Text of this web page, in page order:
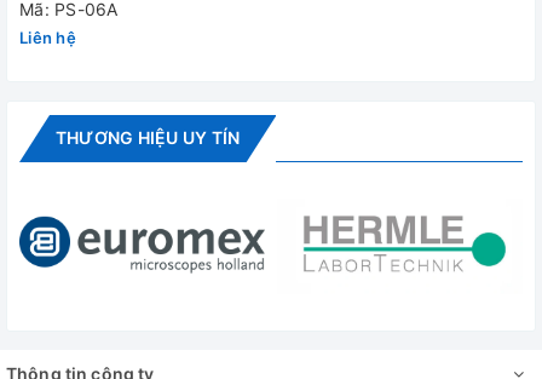
Đánh giá
0.6 Lít
Mã: PS-06A
Liên hệ
THƯƠNG HIỆU UY TÍN
Thông tin công ty